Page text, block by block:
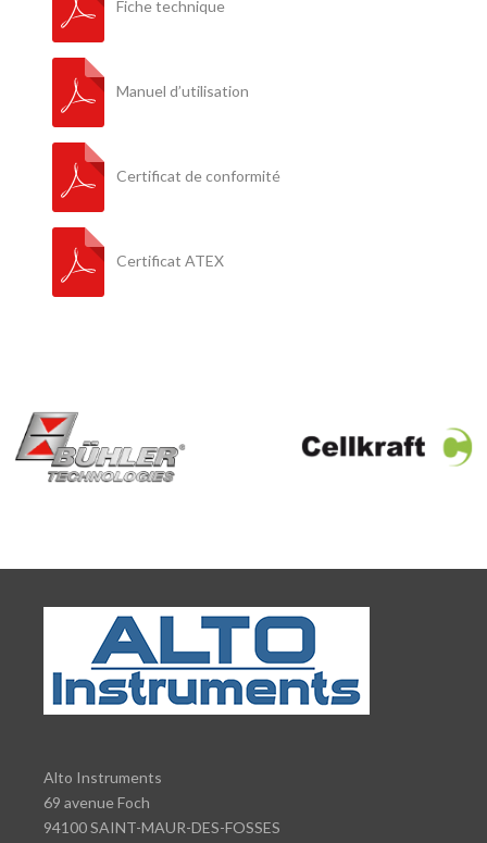
Fiche technique
Manuel d’utilisation
Certificat de conformité
Certificat ATEX
Alto Instruments
69 avenue Foch
94100 SAINT-MAUR-DES-FOSSES